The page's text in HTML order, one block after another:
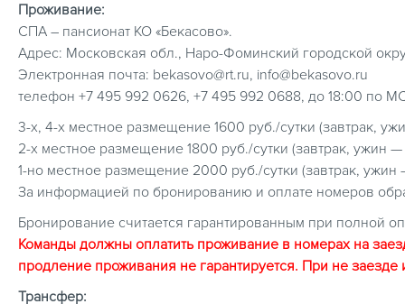
Проживание:
СПА – пансионат КО «Бекасово».
Адрес: Московская обл., Наро-Фоминский городской
Электронная почта: bekasovo@rt.ru, info@bekasovo.ru
телефон +7 495 992 0626, +7 495 992 0688, до 18:00 по
3-х, 4-х местное размещение 1600 руб./сутки (завтрак,
2-х местное размещение 1800 руб./сутки (завтрак, ужин
1-но местное размещение 2000 руб./сутки (завтрак,
За информацией по бронированию и оплате номеров
Бронирование считается гарантированным при полной
Команды должны оплатить проживание в номерах на
продление проживания не гарантируется. При не
Трансфер: